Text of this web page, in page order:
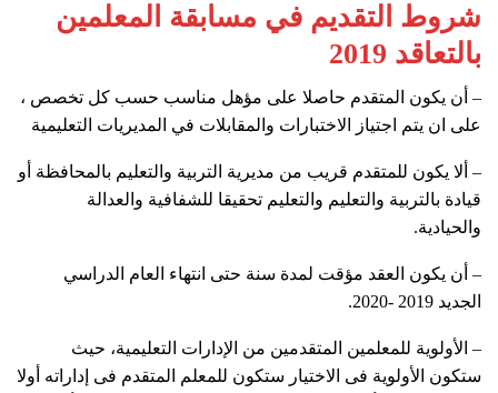
شروط التقديم في مسابقة المعلمين
بالتعاقد 2019
– أن يكون المتقدم حاصلا على مؤهل مناسب حسب كل تخصص ،
على ان يتم اجتياز الاختبارات والمقابلات في المديريات التعليمية
– ألا يكون للمتقدم قريب من مديرية التربية والتعليم بالمحافظة أو
قيادة بالتربية والتعليم والتعليم تحقيقا للشفافية والعدالة
والحيادية.
– أن يكون العقد مؤقت لمدة سنة حتى انتهاء العام الدراسي
الجديد 2019 -2020.
– الأولوية للمعلمين المتقدمين من الإدارات التعليمية، حيث
ستكون الأولوية فى الاختيار ستكون للمعلم المتقدم فى إداراته أولا